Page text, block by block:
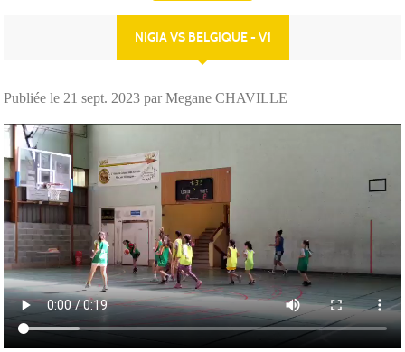
NIGIA VS BELGIQUE - V1
Publiée le 21 sept. 2023 par Megane CHAVILLE